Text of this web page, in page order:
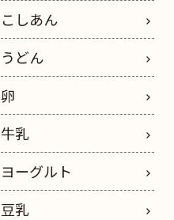
こしあん
うどん
卵
牛乳
ヨーグルト
豆乳